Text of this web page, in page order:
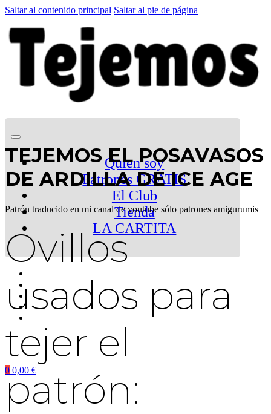
Saltar al contenido principal Saltar al pie de página
Quien soy
Patrones GRATIS
El Club
Tienda
LA CARTITA
0 0,00 €
TEJEMOS EL POSAVASOS
DE ARDILLA DE ICE AGE
Patrón traducido en mi canal de youtube sólo patrones amigurumis
Ovillos
usados para
tejer el
patrón: